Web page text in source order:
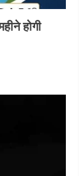
होगी